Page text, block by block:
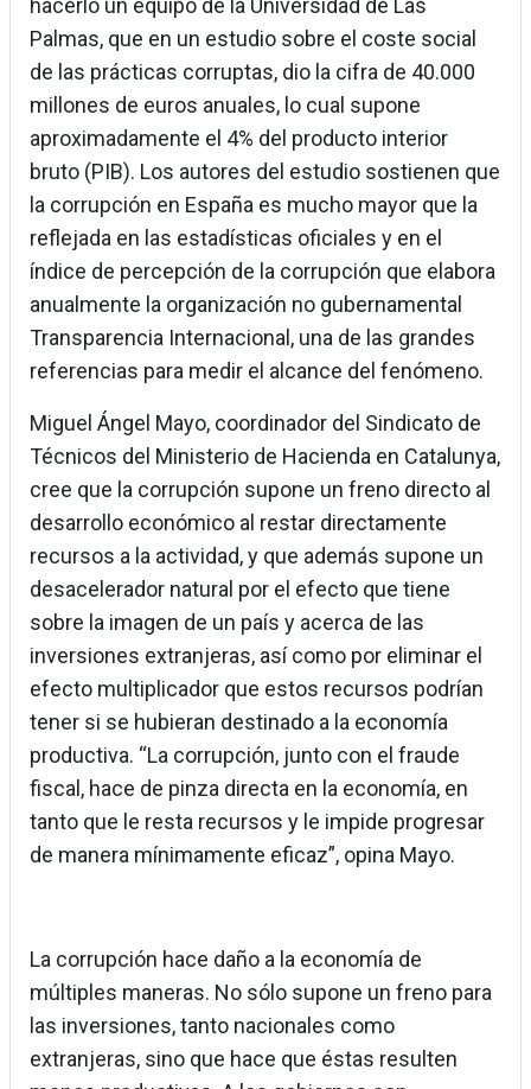
hacerlo un equipo de la Universidad de Las
Palmas, que en un estudio sobre el coste social
de las prácticas corruptas, dio la cifra de 40.000
millones de euros anuales, lo cual supone
aproximadamente el 4% del producto interior
bruto (PIB). Los autores del estudio sostienen que
la corrupción en España es mucho mayor que la
reflejada en las estadísticas oficiales y en el
índice de percepción de la corrupción que elabora
anualmente la organización no gubernamental
Transparencia Internacional, una de las grandes
referencias para medir el alcance del fenómeno.
Miguel Ángel Mayo, coordinador del Sindicato de
Técnicos del Ministerio de Hacienda en Catalunya,
cree que la corrupción supone un freno directo al
desarrollo económico al restar directamente
recursos a la actividad, y que además supone un
desacelerador natural por el efecto que tiene
sobre la imagen de un país y acerca de las
inversiones extranjeras, así como por eliminar el
efecto multiplicador que estos recursos podrían
tener si se hubieran destinado a la economía
productiva. “La corrupción, junto con el fraude
fiscal, hace de pinza directa en la economía, en
tanto que le resta recursos y le impide progresar
de manera mínimamente eficaz”, opina Mayo.
La corrupción hace daño a la economía de
múltiples maneras. No sólo supone un freno para
las inversiones, tanto nacionales como
extranjeras, sino que hace que éstas resulten